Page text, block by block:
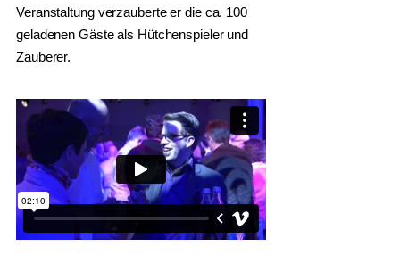
Veranstaltung verzauberte er die ca. 100
geladenen Gäste als Hütchenspieler und
Zauberer.